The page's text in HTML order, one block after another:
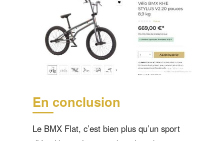
En conclusion
Le BMX Flat, c’est bien plus qu’un sport